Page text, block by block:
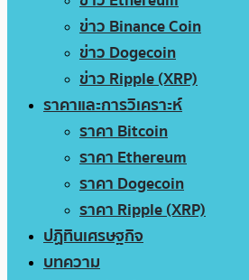
ข่าว Binance Coin
ข่าว Dogecoin
ข่าว Ripple (XRP)
ราคาและการวิเคราะห์
ราคา Bitcoin
ราคา Ethereum
ราคา Dogecoin
ราคา Ripple (XRP)
ปฏิทินเศรษฐกิจ
บทความ